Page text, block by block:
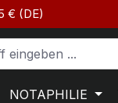
€ (DE)
NOTAPHILIE